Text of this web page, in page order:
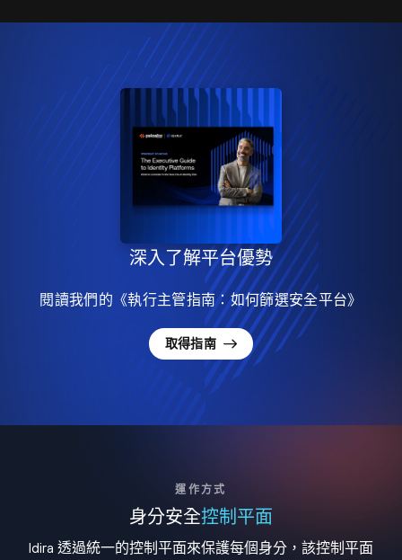
深入了解平台優勢
閱讀我們的《執行主管指南：如何篩選安全平台》
取得指南
運作方式
身分安全控制平面
Idira 透過統一的控制平面來保護每個身分，該控制平面